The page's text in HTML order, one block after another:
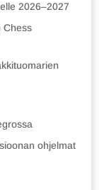
2026–2027
Chess
ohjelmat